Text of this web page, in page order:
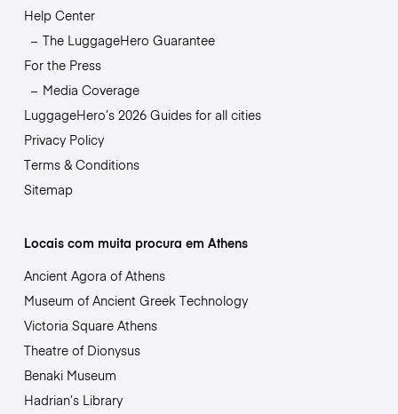
Help Center
The LuggageHero Guarantee
For the Press
Media Coverage
LuggageHero’s 2026 Guides for all cities
Privacy Policy
Terms & Conditions
Sitemap
Locais com muita procura em Athens
Ancient Agora of Athens
Museum of Ancient Greek Technology
Victoria Square Athens
Theatre of Dionysus
Benaki Museum
Hadrian’s Library